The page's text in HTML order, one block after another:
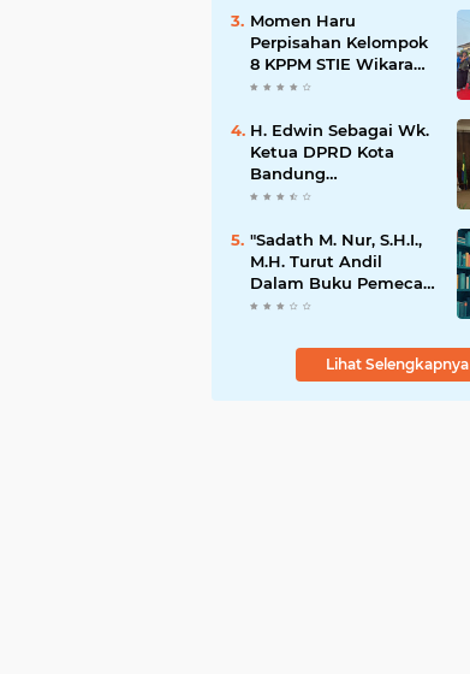
Mengalir ke Sungai
Momen Haru
Perpisahan Kelompok
8 KPPM STIE Wikara
Bersama Kepala Desa
Kecamatan Bojong
H. Edwin Sebagai Wk.
Ketua DPRD Kota
Bandung
Mengapresiasi Dan
Kepada
Kepemimpinan Merdi
Hajiji Sebagai ketua
DPD Lpm Kota
2021-2026
"Sadath M. Nur, S.H.I.,
M.H. Turut Andil
Dalam Buku Pemecah
Rekor MURI Puisi
Lihat Selengkapnya